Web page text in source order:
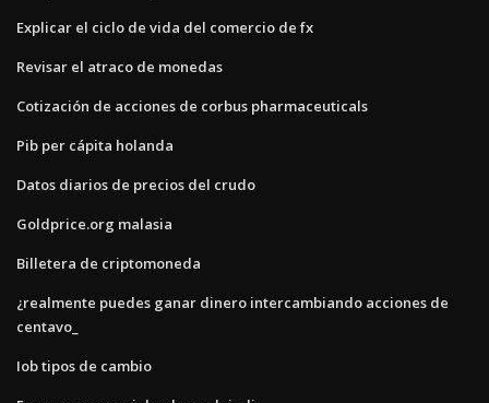
Explicar el ciclo de vida del comercio de fx
Revisar el atraco de monedas
Cotización de acciones de corbus pharmaceuticals
Pib per cápita holanda
Datos diarios de precios del crudo
Goldprice.org malasia
Billetera de criptomoneda
¿realmente puedes ganar dinero intercambiando acciones de
centavo_
Iob tipos de cambio